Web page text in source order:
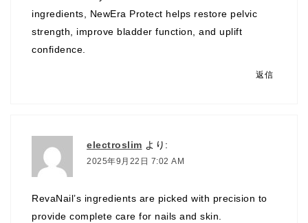
ingredients, NewEra Protect helps restore pelvic
strength, improve bladder function, and uplift
confidence.
返信
electroslim より:
2025年9月22日 7:02 AM
RevaNail’s ingredients are picked with precision to
provide complete care for nails and skin.